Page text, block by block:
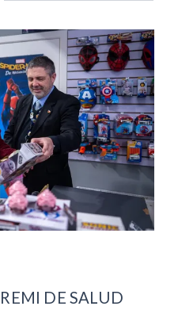
DE SALUD